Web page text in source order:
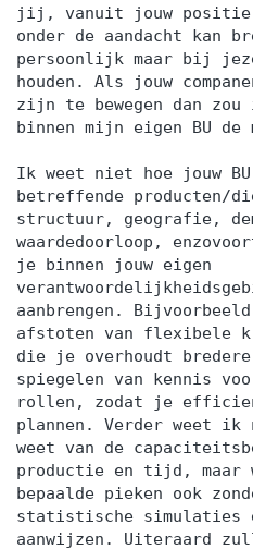
jij, vanuit jouw
onder de aandacht kan
persoonlijk maar bij
houden. Als jouw
zijn te bewegen dan
binnen mijn eigen BU
Ik weet niet hoe jouw
betreffende producten/
structuur, geografie,
waardedoorloop,
je binnen jouw eigen
aanbrengen.
afstoten van flexibele
die je overhoudt
spiegelen van kennis
rollen, zodat je
plannen. Verder weet
weet van de
productie en tijd,
bepaalde pieken ook
statistische simulaties
aanwijzen. Uiteraard